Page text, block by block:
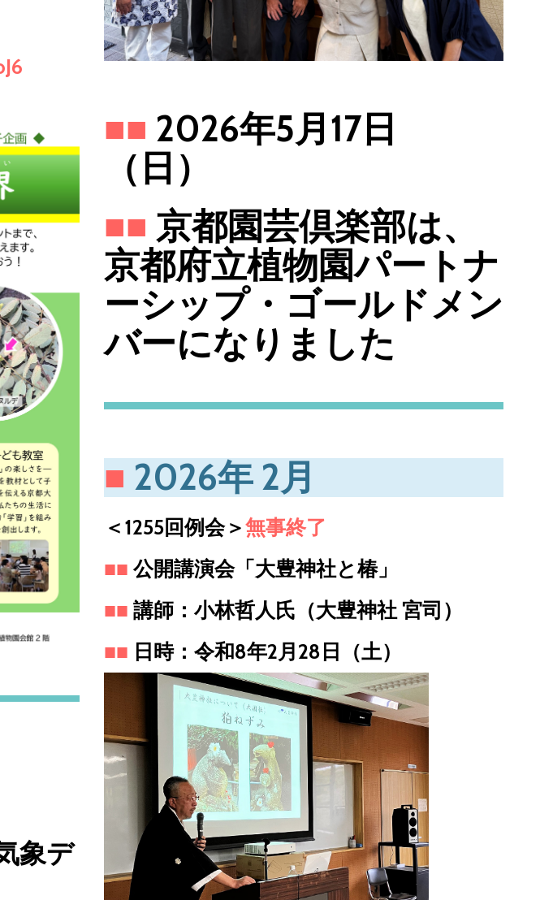
象デ
■■ 2026年5月17日
（日）
■■ 京都園芸倶楽部は、
京都府立植物園パートナ
ーシップ・ゴールドメン
バーになりました
■ 2026年 2月
＜1255回例会＞無事終了
■■ 公開講演会「大豊神社と椿」
■■ 講師：小林哲人氏（大豊神社 宮司）
■■ 日時：令和8年2月28日（土）